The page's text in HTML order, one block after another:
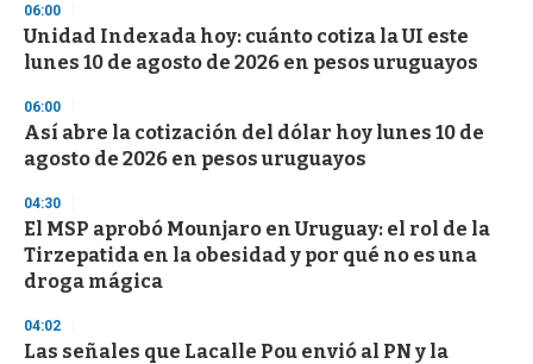
06:00
Unidad Indexada hoy: cuánto cotiza la UI este
lunes 10 de agosto de 2026 en pesos uruguayos
06:00
Así abre la cotización del dólar hoy lunes 10 de
agosto de 2026 en pesos uruguayos
04:30
El MSP aprobó Mounjaro en Uruguay: el rol de la
Tirzepatida en la obesidad y por qué no es una
droga mágica
04:02
Las señales que Lacalle Pou envió al PN y la